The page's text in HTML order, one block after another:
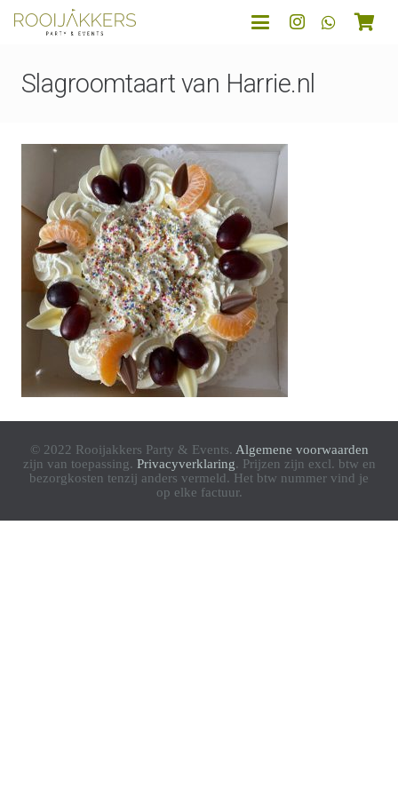
Slagroomtaart van Harrie.nl
© 2022 Rooijakkers Party & Events. Algemene voorwaarden
zijn van toepassing. Privacyverklaring. Prijzen zijn excl. btw en
bezorgkosten tenzij anders vermeld. Het btw nummer vind je
op elke factuur.